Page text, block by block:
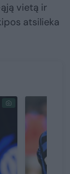
vietą ir
atsilieka